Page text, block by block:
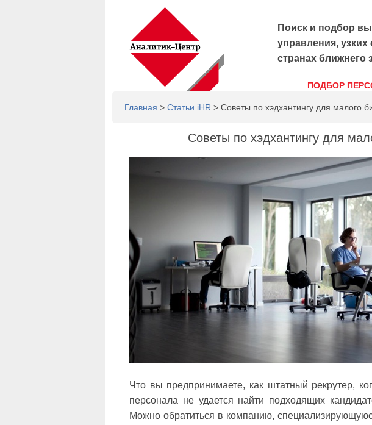
Поиск и подбор
управления,
странах ближнего
ПОДБОР
Главная > Статьи iHR > Советы по хэдхантингу для малого
Советы по хэдхантингу для
Что вы предпринимаете, как штатный рекрутер,
персонала не удается найти подходящих
Можно обратиться в компанию,